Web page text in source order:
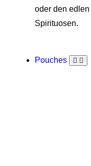
oder den
Spirituosen.
Pouches